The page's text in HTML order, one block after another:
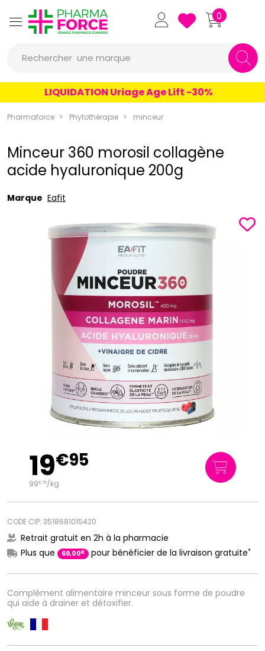
Pharmaforce Grande Pharmacie
0
Rechercher
un produit
une marque
LIQUIDATION Uriage Age Lift -30%
Pharmaforce Phytothérapie minceur
Minceur 360 morosil collagène
acide hyaluronique 200g
Marque Eafit
Complément alimentaire minceur sous forme de poudre
qui aide à drainer et détoxifier.
19€95
99€75/kg
CODE CIP: 3518681015420
Retrait gratuit en 2h à la pharmacie
Plus que
69,00€ pour bénéficier de la livraison gratuite*